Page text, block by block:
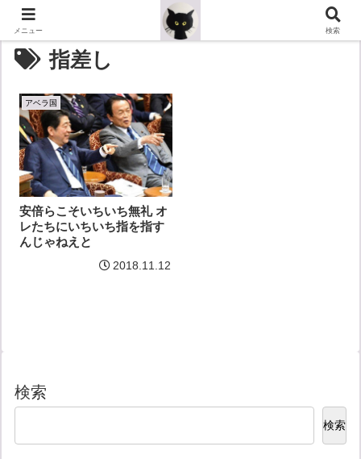
指差し
アベラ国
安倍らこそいちいち無礼 オ
レたちにいちいち指を指す
んじゃねえと
2018.11.12
検索
検索
メニュー 検索